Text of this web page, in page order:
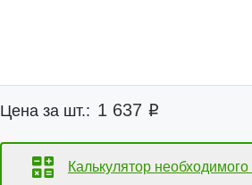
Цена за шт.: 1 637
Калькулятор необходимого